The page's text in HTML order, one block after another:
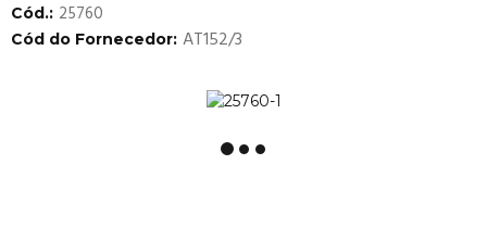
Cód.: 25760
Cód do Fornecedor: AT152/3